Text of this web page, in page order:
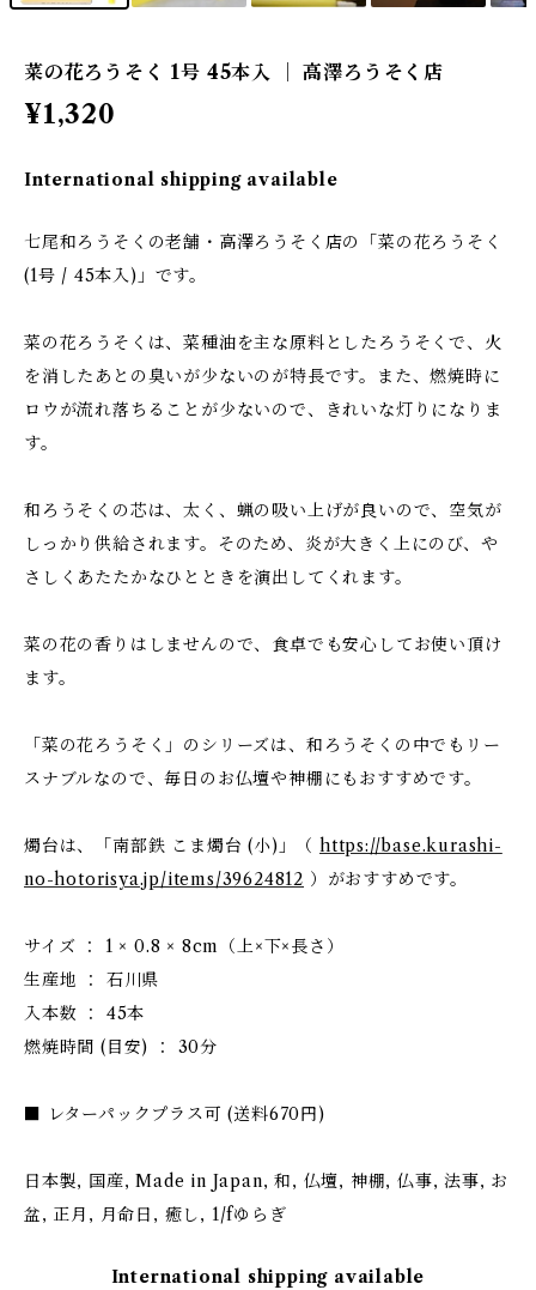
菜の花ろうそく 1号 45本入 ｜ 高澤ろうそく店
¥1,320
International shipping available
七尾和ろうそくの老舗・高澤ろうそく店の「菜の花ろうそく
(1号 / 45本入)」です。
菜の花ろうそくは、菜種油を主な原料としたろうそくで、火
を消したあとの臭いが少ないのが特長です。また、燃焼時に
ロウが流れ落ちることが少ないので、きれいな灯りになりま
す。
和ろうそくの芯は、太く、蝋の吸い上げが良いので、空気が
しっかり供給されます。そのため、炎が大きく上にのび、や
さしくあたたかなひとときを演出してくれます。
菜の花の香りはしませんので、食卓でも安心してお使い頂け
ます。
「菜の花ろうそく」のシリーズは、和ろうそくの中でもリー
スナブルなので、毎日のお仏壇や神棚にもおすすめです。
燭台は、「南部鉄 こま燭台 (小)」（https://base.kurashi-
no-hotorisya.jp/items/39624812 ）がおすすめです。
サイズ ： 1 × 0.8 × 8cm（上×下×長さ）
生産地 ： 石川県
入本数 ： 45本
燃焼時間 (目安) ： 30分
■ レターパックプラス可 (送料670円)
日本製, 国産, Made in Japan, 和, 仏壇, 神棚, 仏事, 法事, お
盆, 正月, 月命日, 癒し, 1/fゆらぎ
International shipping available